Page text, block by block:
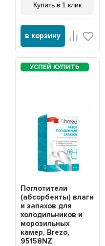
Купить в 1 клик
в корзину
Поглотители
(абсорбенты) влаги
и запахов для
холодильников и
морозильных
камер, Brezo,
95158NZ